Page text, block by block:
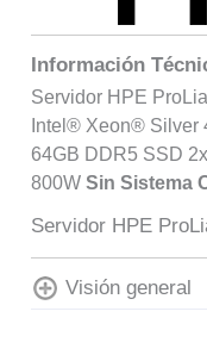
Información
Servidor HPE
Intel® Xeon® Silver
64GB DDR5 SSD
800WSin Sistema
Servidor HPE
Visión general